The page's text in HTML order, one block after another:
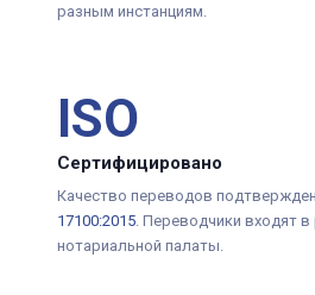
разным инстанциям.
ISO
Сертифицировано
Качество переводов
17100:2015. Переводчики входят
нотариальной палаты.